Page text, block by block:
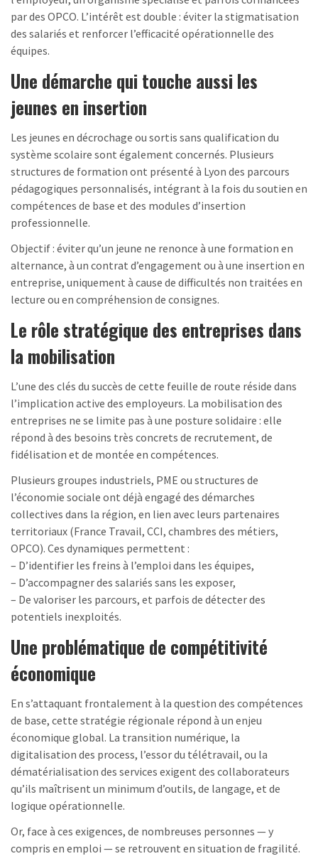
par des OPCO. L’intérêt est double : éviter la stigmatisation
des salariés et renforcer l’efficacité opérationnelle des
équipes.
Une démarche qui touche aussi les
jeunes en insertion
Les jeunes en décrochage ou sortis sans qualification du
système scolaire sont également concernés. Plusieurs
structures de formation ont présenté à Lyon des parcours
pédagogiques personnalisés, intégrant à la fois du soutien en
compétences de base et des modules d’insertion
professionnelle.
Objectif : éviter qu’un jeune ne renonce à une formation en
alternance, à un contrat d’engagement ou à une insertion en
entreprise, uniquement à cause de difficultés non traitées en
lecture ou en compréhension de consignes.
Le rôle stratégique des entreprises dans
la mobilisation
L’une des clés du succès de cette feuille de route réside dans
l’implication active des employeurs. La mobilisation des
entreprises ne se limite pas à une posture solidaire : elle
répond à des besoins très concrets de recrutement, de
fidélisation et de montée en compétences.
Plusieurs groupes industriels, PME ou structures de
l’économie sociale ont déjà engagé des démarches
collectives dans la région, en lien avec leurs partenaires
territoriaux (France Travail, CCI, chambres des métiers,
OPCO). Ces dynamiques permettent :
– D’identifier les freins à l’emploi dans les équipes,
– D’accompagner des salariés sans les exposer,
– De valoriser les parcours, et parfois de détecter des
potentiels inexploités.
Une problématique de compétitivité
économique
En s’attaquant frontalement à la question des compétences
de base, cette stratégie régionale répond à un enjeu
économique global. La transition numérique, la
digitalisation des process, l’essor du télétravail, ou la
dématérialisation des services exigent des collaborateurs
qu’ils maîtrisent un minimum d’outils, de langage, et de
logique opérationnelle.
Or, face à ces exigences, de nombreuses personnes — y
compris en emploi — se retrouvent en situation de fragilité.